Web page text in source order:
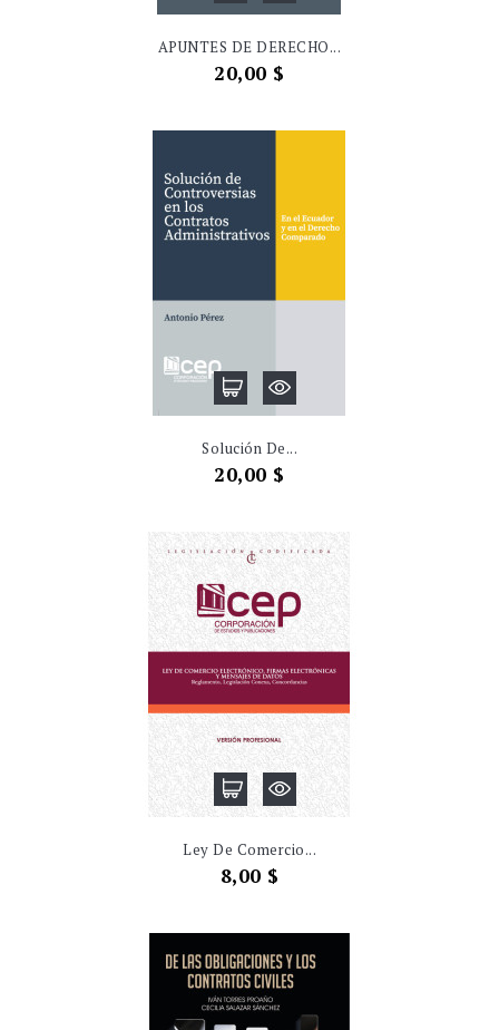
APUNTES DE DERECHO...
Precio
20,00 $
Solución De...
Precio
20,00 $
Ley De Comercio...
Precio
8,00 $